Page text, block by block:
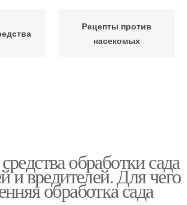
Рецепты против
насекомых
обработки сада
и вредителей. Для чего
обработка сада